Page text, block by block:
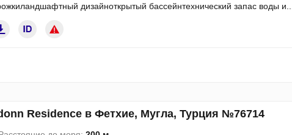
дизайноткрытый бассейнтехнический запас воды и...
Residence в Фетхие, Мугла, Турция №76714